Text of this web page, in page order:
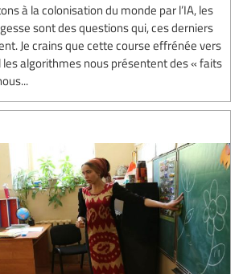
à la colonisation du monde par l’IA, les
sont des questions qui, ces derniers
Je crains que cette course effrénée vers
les algorithmes nous présentent des « faits